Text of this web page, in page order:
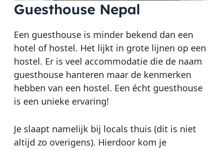
Guesthouse Nepal
Een guesthouse is minder bekend dan een
hotel of hostel. Het lijkt in grote lijnen op een
hostel. Er is veel accommodatie die de naam
guesthouse hanteren maar de kenmerken
hebben van een hostel. Een écht guesthouse
is een unieke ervaring!
Je slaapt namelijk bij locals thuis (dit is niet
altijd zo overigens). Hierdoor kom je